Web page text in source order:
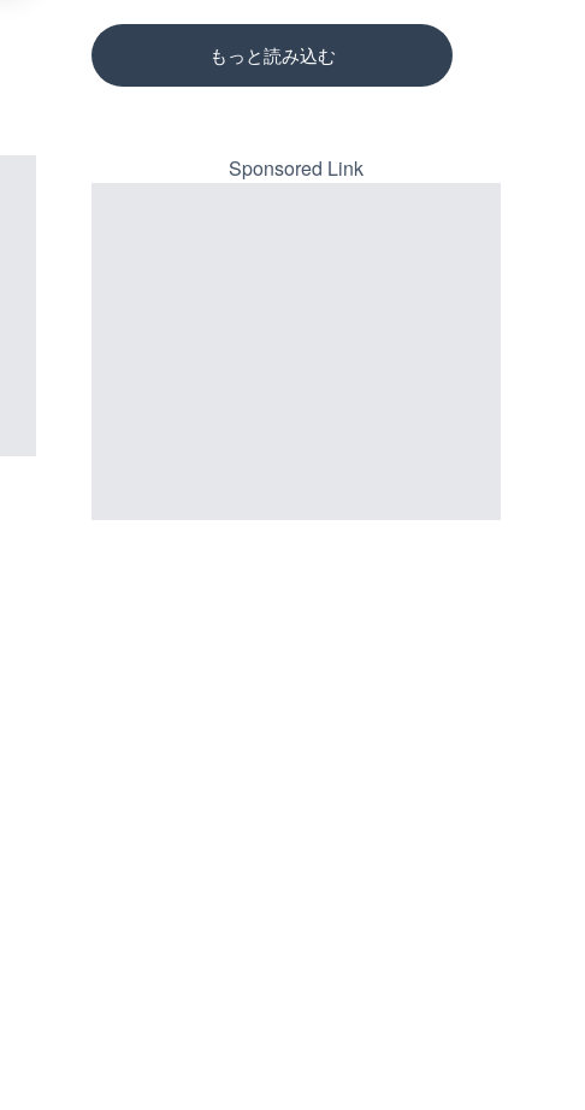
もっと読み込む
Sponsored Link